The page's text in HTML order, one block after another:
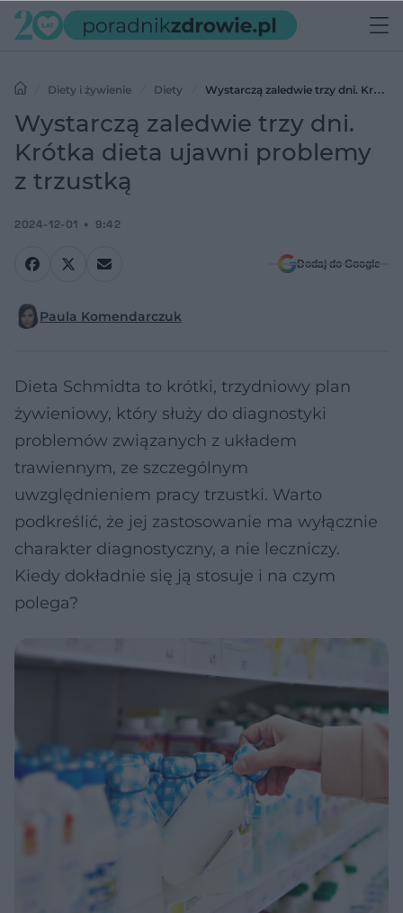
Diety i żywienie Diety
Wystarczą zaledwie trzy dni. Krótka
dieta ujawni problemy z trzustką
Wystarczą zaledwie trzy dni.
Krótka dieta ujawni problemy
z trzustką
2024-12-01 9:42
Dodaj do Google
Paula Komendarczuk
Dieta Schmidta to krótki, trzydniowy plan
żywieniowy, który służy do diagnostyki
problemów związanych z układem
trawiennym, ze szczególnym
uwzględnieniem pracy trzustki. Warto
podkreślić, że jej zastosowanie ma wyłącznie
charakter diagnostyczny, a nie leczniczy.
Kiedy dokładnie się ją stosuje i na czym
polega?